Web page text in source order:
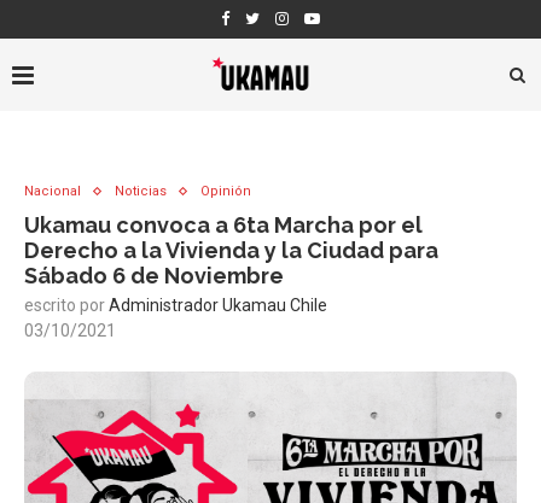
Nacional Noticias Opinión
Ukamau convoca a 6ta Marcha por el
Derecho a la Vivienda y la Ciudad para
Sábado 6 de Noviembre
escrito porAdministrador Ukamau Chile
03/10/2021